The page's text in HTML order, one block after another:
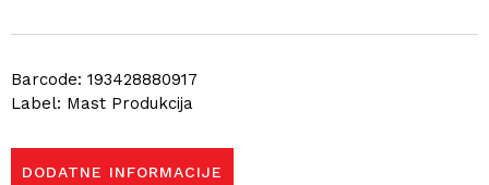
Barcode: 193428880917
Label: Mast Produkcija
DODATNE INFORMACIJE